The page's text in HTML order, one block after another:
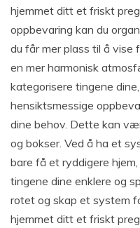
hjemmet ditt et friskt
oppbevaring kan du
du får mer plass til å
en mer harmonisk
kategorisere tingene
hensiktsmessige
dine behov. Dette kan
og bokser. Ved å ha et
bare få et ryddigere
tingene dine enklere og
rotet og skap et system
hjemmet ditt et friskt